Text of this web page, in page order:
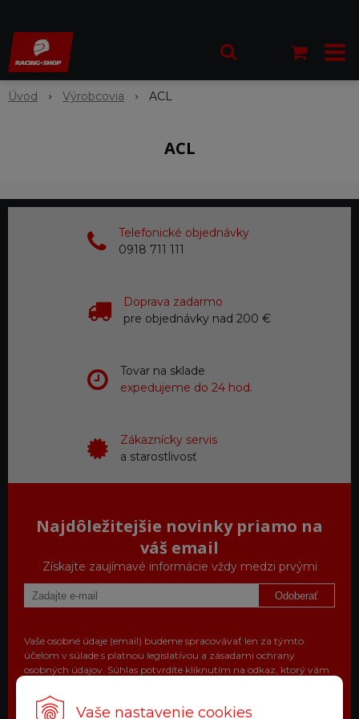
Vaše nastavenie cookies
Úvod Výrobcovia ACL
ACL
Telefonické objednávky
0918 711 111
Doprava zadarmo
pre objednávky nad 200 €
Tovar na sklade
expedujeme do 24 hod.
Zákaznícky servis
a starostlivosť
Najdôležitejšie novinky priamo na
váš email
Získajte zaujímavé informácie vždy medzi prvými
Odoberať
Vaše osobné údaje (email) budeme spracovávať len za týmto
účelom v súlade s platnou legislatívou a zásadami ochrany
osobných údajov. Súhlas potvrdíte kliknutím na odkaz, ktorý vám
emailom alebo kliknutím na odkaz z ktoréhokoľvek informačného
emailu.